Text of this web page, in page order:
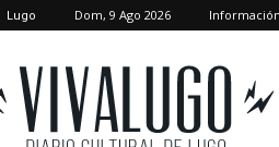
Lugo Dom, 9 Ago 2026
VivaLugo